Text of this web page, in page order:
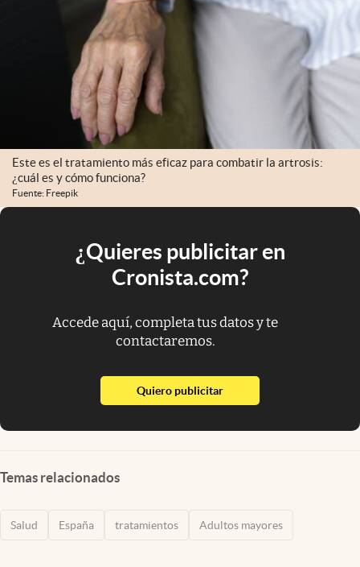
Este es el tratamiento más eficaz para combatir la artrosis:
¿cuál es y cómo funciona?
Fuente: Freepik
¿Quieres publicitar en
Cronista.com?
Accede aquí, completa tus datos y te
contactaremos.
Quiero publicitarabre en nueva pestaña
Temas relacionados
Salud España tratamientos Adultos mayores